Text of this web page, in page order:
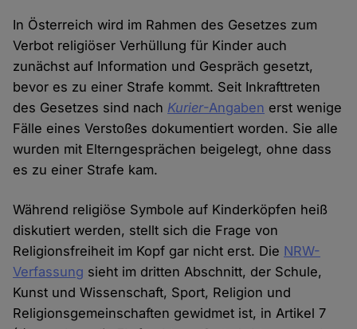
In Österreich wird im Rahmen des Gesetzes zum
Verbot religiöser Verhüllung für Kinder auch
zunächst auf Information und Gespräch gesetzt,
bevor es zu einer Strafe kommt. Seit Inkrafttreten
des Gesetzes sind nach Kurier-Angaben erst wenige
Fälle eines Verstoßes dokumentiert worden. Sie alle
wurden mit Elterngesprächen beigelegt, ohne dass
es zu einer Strafe kam.
Während religiöse Symbole auf Kinderköpfen heiß
diskutiert werden, stellt sich die Frage von
Religionsfreiheit im Kopf gar nicht erst. Die NRW-
Verfassung sieht im dritten Abschnitt, der Schule,
Kunst und Wissenschaft, Sport, Religion und
Religionsgemeinschaften gewidmet ist, in Artikel 7